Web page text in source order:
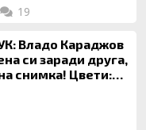
19
Владо Караджов
си заради друга,
снимка! Цвети: